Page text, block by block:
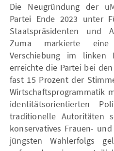
Die Neugründung der
Partei Ende 2023 unter
Staatspräsidenten und
Zuma markierte eine
Verschiebung im linken
erreichte die Partei bei
fast 15 Prozent der
Wirtschaftsprogrammatik
identitätsorientierten
traditionelle Autoritäten
konservatives Frauen-
jüngsten Wahlerfolgs